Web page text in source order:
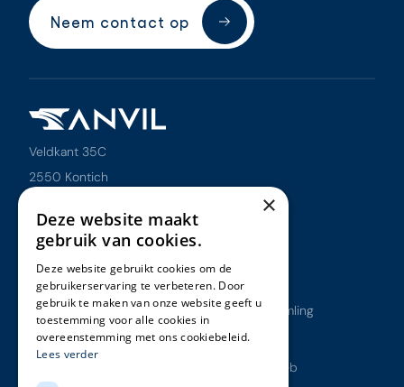
Neem contact op
Veldkant 35C
2550 Kontich
Overzicht
Ons werk
Onze diensten
Over ons
Insights
Ons werk
Antargaz
Closer to Memling
Rubenshuis
Studentkotweb
×
Deze website maakt
gebruik van cookies.
Deze website gebruikt cookies om de
gebruikerservaring te verbeteren. Door
gebruik te maken van onze website geeft u
toestemming voor alle cookies in
overeenstemming met ons cookiebeleid.
Lees verder